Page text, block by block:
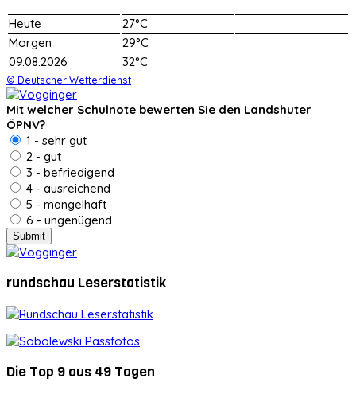
Heute
27°C
Morgen
29°C
09.08.2026
32°C
© Deutscher Wetterdienst
Mit welcher Schulnote bewerten Sie den Landshuter
ÖPNV?
1 - sehr gut
2 - gut
3 - befriedigend
4 - ausreichend
5 - mangelhaft
6 - ungenügend
rundschau Leserstatistik
Die Top 9 aus 49 Tagen